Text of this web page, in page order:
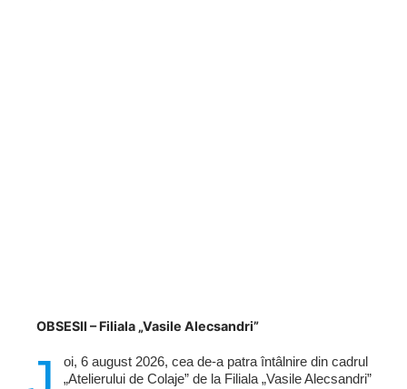
OBSESII – Filiala „Vasile Alecsandri”
oi, 6 august 2026, cea de-a patra întâlnire din cadrul
„Atelierului de Colaje” de la Filiala „Vasile Alecsandri”